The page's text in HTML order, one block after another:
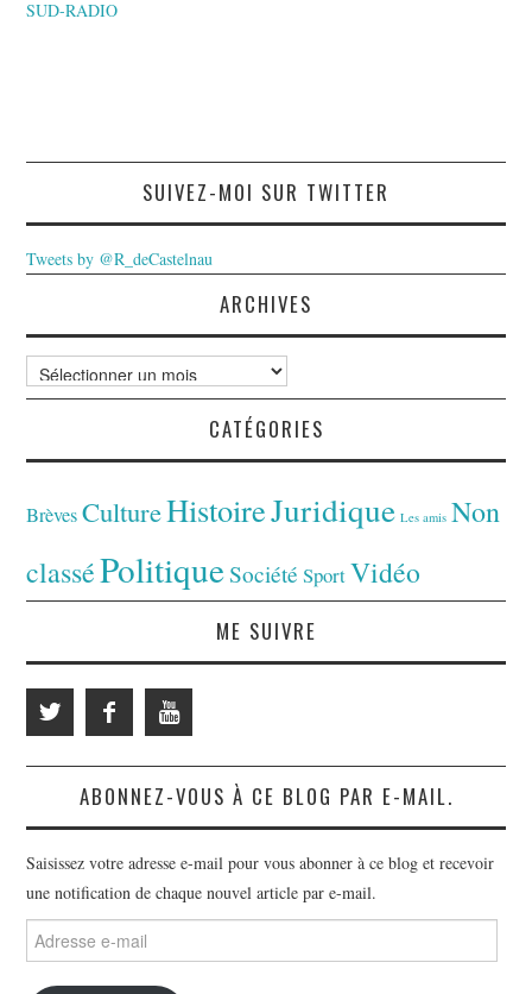
SUD-RADIO
SUIVEZ-MOI SUR TWITTER
Tweets by @R_deCastelnau
ARCHIVES
Archives
CATÉGORIES
Brèves CultureHistoireJuridique Les amis Non
classéPolitiqueSociété SportVidéo
ME SUIVRE
ABONNEZ-VOUS À CE BLOG PAR E-MAIL.
Saisissez votre adresse e-mail pour vous abonner à ce blog et recevoir
une notification de chaque nouvel article par e-mail.
Adresse
e-